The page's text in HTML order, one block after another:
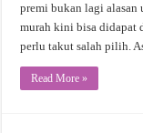
premi bukan lagi alasan
murah kini bisa didapat
perlu takut salah pilih.
Read More »